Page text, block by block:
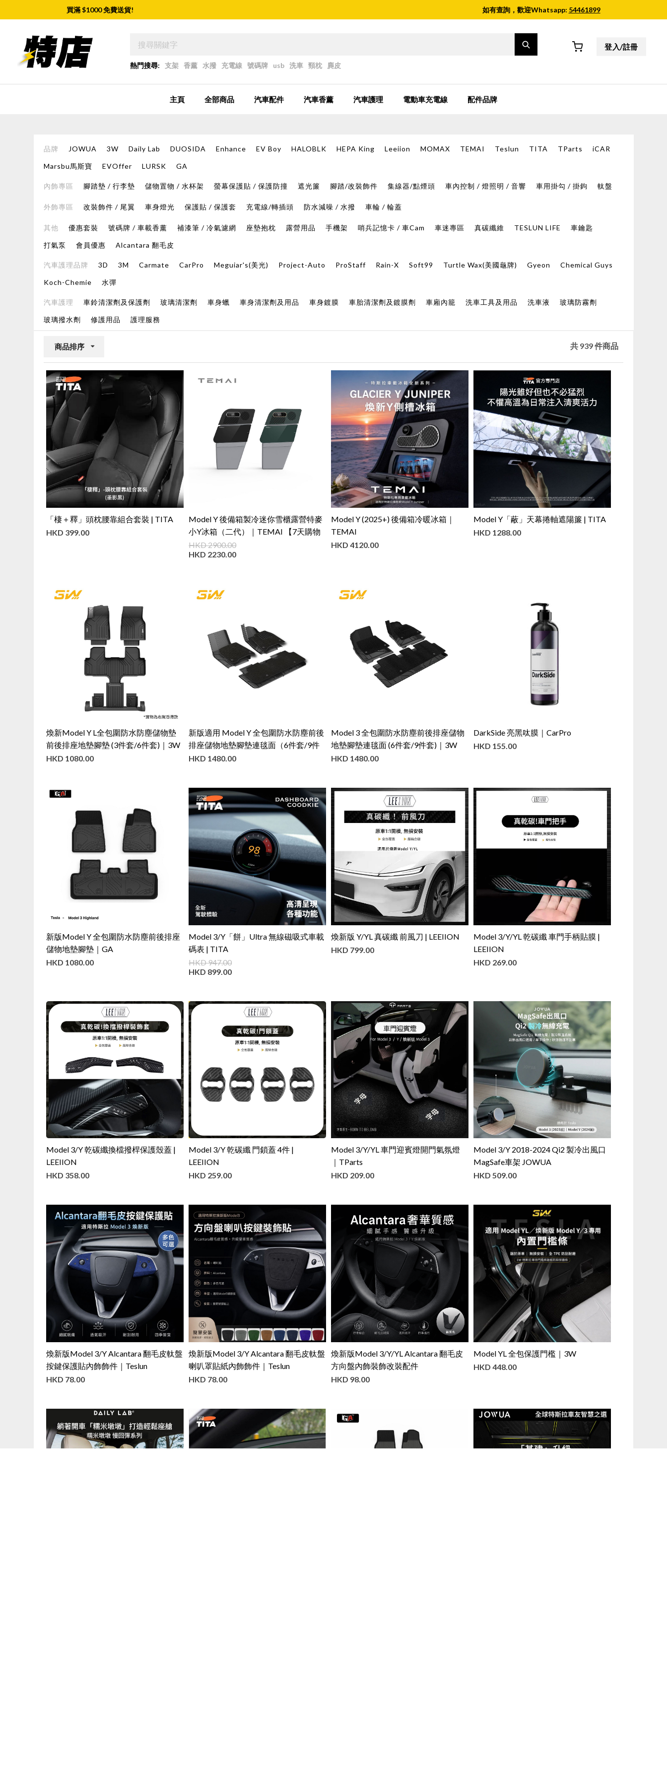
買滿 $1000免費送貨! 如有查詢，歡迎Whatsapp: 54461899
熱門搜尋: 支架 香薰 水撥 充電線 號碼牌 usb 洗車 頸枕 麂皮
登入/註冊
主頁 全部商品 汽車配件 汽車香薰 汽車護理 電動車充電線 配件品牌
品牌 JOWUA 3W Daily Lab DUOSIDA Enhance EV Boy HALOBLK HEPA King Leeiion MOMAX TEMAI Teslun TITA TParts iCAR
Marsbu馬斯寶 EVOffer LURSK GA
內飾專區 腳踏墊 / 行李墊 儲物置物 / 水杯架 螢幕保護貼 / 保護防撞 遮光簾 腳踏/改裝飾件 集線器/點煙頭 車內控制 / 燈照明 / 音響 車用掛勾 / 掛鉤 軚盤
外飾專區 改裝飾件 / 尾翼 車身燈光 保護貼 / 保護套 充電線/轉插頭 防水減噪 / 水撥 車輪 / 輪蓋
其他 優惠套裝 號碼牌 / 車載香薰 補漆筆 / 冷氣濾網 座墊抱枕 露營用品 手機架 哨兵記憶卡 / 車Cam 車迷專區 真碳纖維 TESLUN LIFE 車鑰匙
打氣泵 會員優惠 Alcantara 翻毛皮
汽車護理品牌 3D 3M Carmate CarPro Meguiar's(美光) Project-Auto ProStaff Rain-X Soft99 Turtle Wax(美國龜牌) Gyeon Chemical Guys
Koch-Chemie 水彈
汽車護理 車鈴清潔劑及保護劑 玻璃清潔劑 車身蠟 車身清潔劑及用品 車身鍍膜 車胎清潔劑及鍍膜劑 車廂內籠 洗車工具及用品 洗車液 玻璃防霧劑
玻璃撥水劑 修護用品 護理服務
商品排序 共 939件商品
「棲＋釋」頭枕腰靠組合套裝 | TITA
HKD 399.00
Model Y 後備箱製冷迷你雪櫃露營特麥
小Y冰箱（二代）｜TEMAI 【7天購物
保障】
HKD2900.00
HKD 2230.00
Model Y (2025+) 後備箱冷暖冰箱｜
TEMAI
HKD 4120.00
Model Y「蔽」天幕捲軸遮陽簾 | TITA
HKD 1288.00
煥新Model Y L全包圍防水防塵儲物墊
前後排座地墊腳墊 (3件套/6件套)｜3W
HKD 1080.00
新版適用 Model Y 全包圍防水防塵前後
排座儲物地墊腳墊連毯面（6件套/9件
套/10件套）｜3W
HKD 1480.00
Model 3 全包圍防水防塵前後排座儲物
地墊腳墊連毯面 (6件套/9件套)｜3W
HKD 1480.00
DarkSide 亮黑呔膜｜CarPro
HKD 155.00
新版Model Y 全包圍防水防塵前後排座
儲物地墊腳墊｜GA
HKD 1080.00
Model 3/Y「餅」Ultra 無線磁吸式車載
碼表 | TITA
HKD947.00
HKD 899.00
煥新版 Y/YL 真碳纖 前風刀 | LEEIION
HKD 799.00
Model 3/Y/YL 乾碳纖 車門手柄貼膜 |
LEEIION
HKD 269.00
Model 3/Y 乾碳纖換檔撥桿保護殼蓋 |
LEEIION
HKD 358.00
Model 3/Y 乾碳纖 門鎖蓋 4件 |
LEEIION
HKD 259.00
Model 3/Y/YL 車門迎賓燈開門氣氛燈
｜TParts
HKD 209.00
Model 3/Y 2018-2024 Qi2 製冷出風口
MagSafe車架 JOWUA
HKD 509.00
煥新版Model 3/Y Alcantara 翻毛皮軚盤
按鍵保護貼內飾飾件｜Teslun
HKD 78.00
煥新版Model 3/Y Alcantara 翻毛皮軚盤
喇叭罩貼紙內飾飾件｜Teslun
HKD 78.00
煥新版Model 3/Y/YL Alcantara 翻毛皮
方向盤內飾裝飾改裝配件
HKD 98.00
Model YL 全包保護門檻｜3W
HKD 448.00